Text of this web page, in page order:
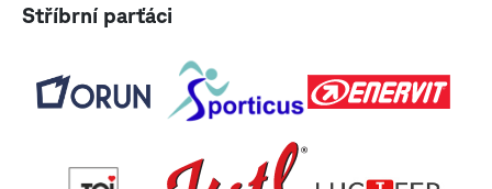
Stříbrní parťáci